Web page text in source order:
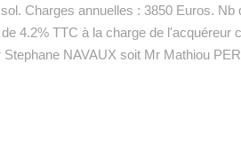
Charges annuelles : 3850 Euros. Nb
4.2% TTC à la charge de l'acquéreur
NAVAUX soit Mr Mathiou